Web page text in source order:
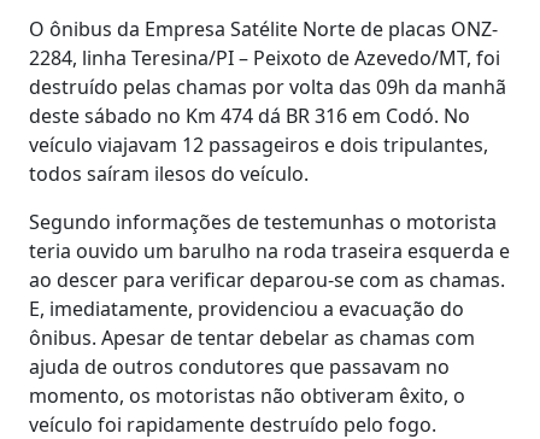
O ônibus da Empresa Satélite Norte de placas ONZ-
2284, linha Teresina/PI – Peixoto de Azevedo/MT, foi
destruído pelas chamas por volta das 09h da manhã
deste sábado no Km 474 dá BR 316 em Codó. No
veículo viajavam 12 passageiros e dois tripulantes,
todos saíram ilesos do veículo.
Segundo informações de testemunhas o motorista
teria ouvido um barulho na roda traseira esquerda e
ao descer para verificar deparou-se com as chamas.
E, imediatamente, providenciou a evacuação do
ônibus. Apesar de tentar debelar as chamas com
ajuda de outros condutores que passavam no
momento, os motoristas não obtiveram êxito, o
veículo foi rapidamente destruído pelo fogo.